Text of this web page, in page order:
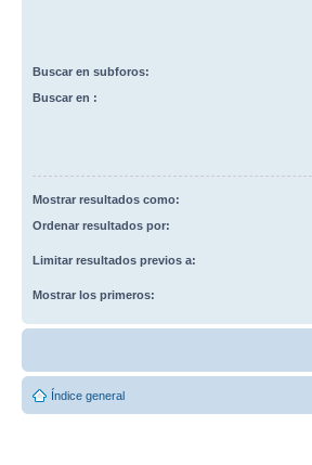
Buscar en subforos:
Buscar en :
Mostrar resultados como:
Ordenar resultados por:
Limitar resultados previos a:
Mostrar los primeros:
Índice general